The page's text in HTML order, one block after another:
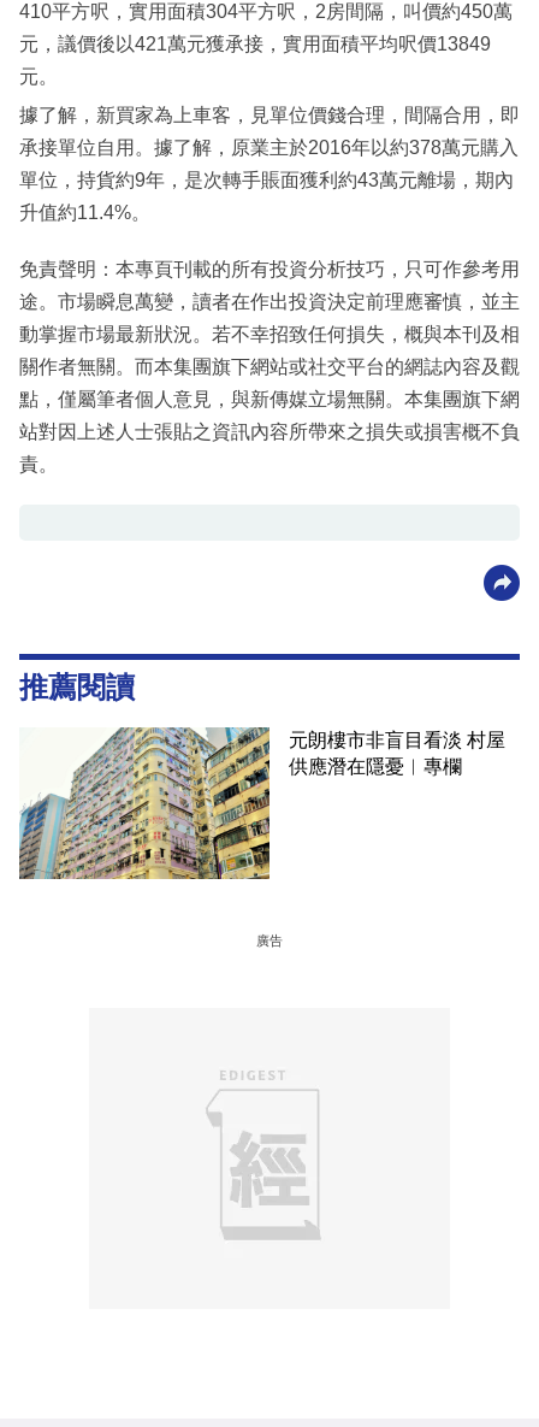
410平方呎，實用面積304平方呎，2房間隔，叫價約450萬
元，議價後以421萬元獲承接，實用面積平均呎價13849
元。
據了解，新買家為上車客，見單位價錢合理，間隔合用，即
承接單位自用。據了解，原業主於2016年以約378萬元購入
單位，持貨約9年，是次轉手賬面獲利約43萬元離場，期內
升值約11.4%。
免責聲明：本專頁刊載的所有投資分析技巧，只可作參考用
途。市場瞬息萬變，讀者在作出投資決定前理應審慎，並主
動掌握市場最新狀況。若不幸招致任何損失，概與本刊及相
關作者無關。而本集團旗下網站或社交平台的網誌內容及觀
點，僅屬筆者個人意見，與新傳媒立場無關。本集團旗下網
站對因上述人士張貼之資訊內容所帶來之損失或損害概不負
責。
推薦閱讀
元朗樓市非盲目看淡 村屋
供應潛在隱憂︳專欄
廣告